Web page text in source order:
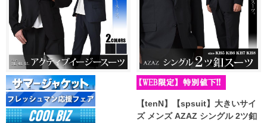
【tenN】【spsuit】大きいサイ
ズ メンズ AZAZ シングル 2ツ釦